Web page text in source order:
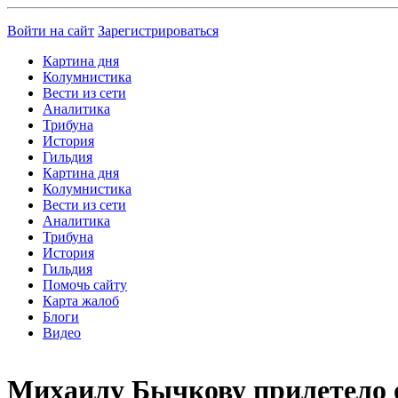
Войти на сайт Зарегистрироваться
Картина дня
Колумнистика
Вести из сети
Аналитика
Трибуна
История
Гильдия
Картина дня
Колумнистика
Вести из сети
Аналитика
Трибуна
История
Гильдия
Помочь сайту
Карта жалоб
Блоги
Видео
Михаилу Бычкову прилетело